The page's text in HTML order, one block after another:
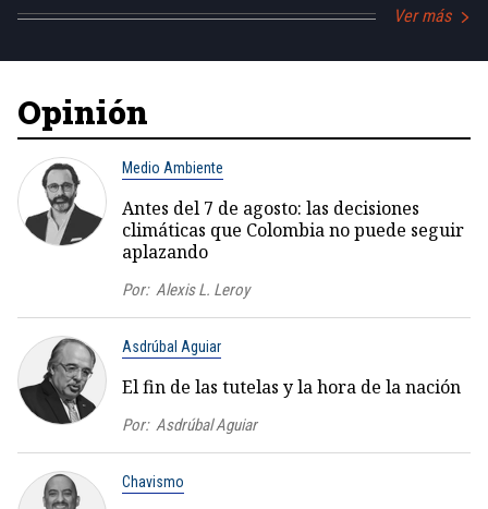
Ver más
Opinión
Medio Ambiente
Antes del 7 de agosto: las decisiones
climáticas que Colombia no puede seguir
aplazando
Por: Alexis L. Leroy
Asdrúbal Aguiar
El fin de las tutelas y la hora de la nación
Por: Asdrúbal Aguiar
Chavismo